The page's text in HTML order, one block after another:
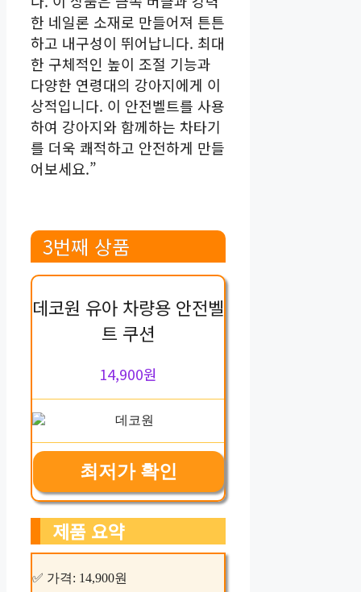
한 네일론 소재로 만들어져 튼튼
하고 내구성이 뛰어납니다. 최대
한 구체적인 높이 조절 기능과
다양한 연령대의 강아지에게 이
상적입니다. 이 안전벨트를 사용
하여 강아지와 함께하는 차타기
를 더욱 쾌적하고 안전하게 만들
어보세요.”
3번째 상품
데코원 유아 차량용 안전벨
트 쿠션
14,900원
최저가 확인
제품 요약
✅ 가격: 14,900원